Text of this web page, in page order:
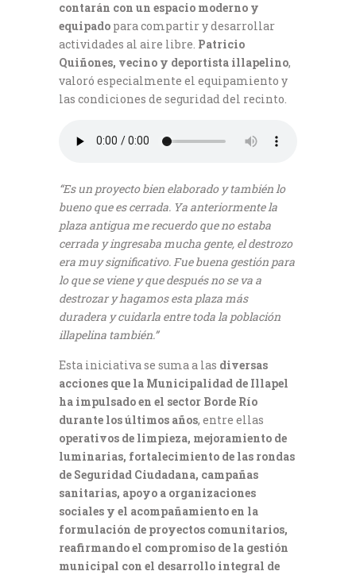
contarán con un espacio moderno y
equipado para compartir y desarrollar
actividades al aire libre. Patricio
Quiñones, vecino y deportista illapelino,
valoró especialmente el equipamiento y
las condiciones de seguridad del recinto.
“Es un proyecto bien elaborado y también lo
bueno que es cerrada. Ya anteriormente la
plaza antigua me recuerdo que no estaba
cerrada y ingresaba mucha gente, el destrozo
era muy significativo. Fue buena gestión para
lo que se viene y que después no se va a
destrozar y hagamos esta plaza más
duradera y cuidarla entre toda la población
illapelina también.”
Esta iniciativa se suma a las diversas
acciones que la Municipalidad de Illapel
ha impulsado en el sector Borde Río
durante los últimos años, entre ellas
operativos de limpieza, mejoramiento de
luminarias, fortalecimiento de las rondas
de Seguridad Ciudadana, campañas
sanitarias, apoyo a organizaciones
sociales y el acompañamiento en la
formulación de proyectos comunitarios,
reafirmando el compromiso de la gestión
municipal con el desarrollo integral de